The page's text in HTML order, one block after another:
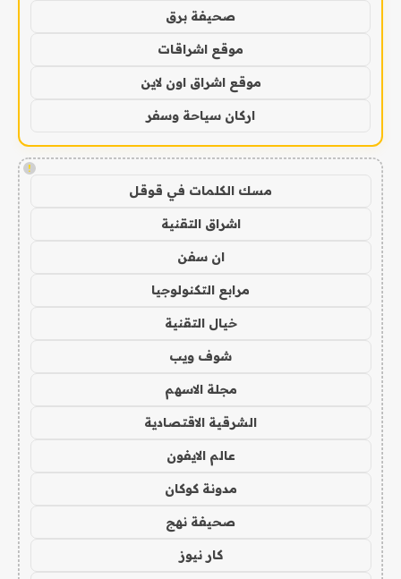
صحيفة برق
موقع اشراقات
موقع اشراق اون لاين
اركان سياحة وسفر
!
مسك الكلمات في قوقل
اشراق التقنية
ان سفن
مرابع التكنولوجيا
خيال التقنية
شوف ويب
مجلة الاسهم
الشرقية الاقتصادية
عالم الايفون
مدونة كوكان
صحيفة نهج
كار نيوز